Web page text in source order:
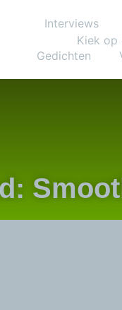
Interviews
Gedichten